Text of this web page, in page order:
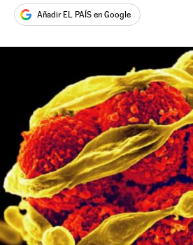
Añadir EL PAÍS en Google